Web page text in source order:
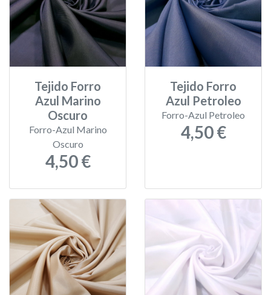
Tejido Forro
Azul Marino
Oscuro
Forro-Azul Marino
Oscuro
4,50 €
Tejido Forro
Azul Petroleo
Forro-Azul Petroleo
4,50 €